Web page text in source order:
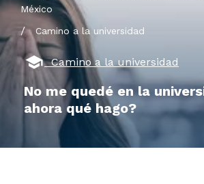
México
/ Camino a la universidad
Camino a la universidad
No me quedé en la
ahora qué hago?